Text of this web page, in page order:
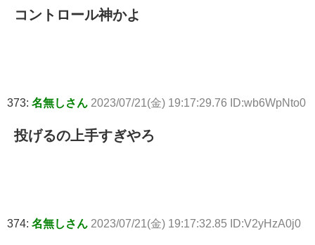
コントロール神かよ
373: 名無しさん 2023/07/21(金) 19:17:29.76 ID:wb6WpNto0
投げるの上手すぎやろ
374: 名無しさん 2023/07/21(金) 19:17:32.85 ID:V2yHzA0j0